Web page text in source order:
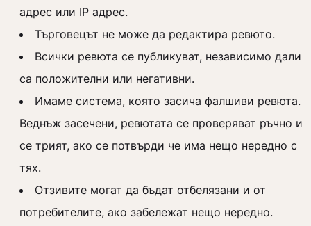
адрес или IP адрес.
Търговецът не може да редактира ревюто.
Всички ревюта се публикуват, независимо дали
са положителни или негативни.
Имаме система, която засича фалшиви ревюта.
Веднъж засечени, ревютата се проверяват ръчно и
се трият, ако се потвърди че има нещо нередно с
тях.
Отзивите могат да бъдат отбелязани и от
потребителите, ако забележат нещо нередно.